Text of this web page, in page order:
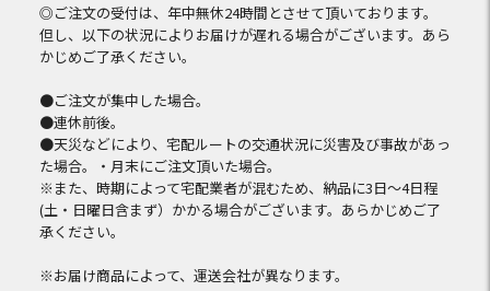
◎ご注文の受付は、年中無休24時間とさせて頂いております。
但し、以下の状況によりお届けが遅れる場合がございます。あら
かじめご了承ください。
●ご注文が集中した場合。
●連休前後。
●天災などにより、宅配ルートの交通状況に災害及び事故があっ
た場合。・月末にご注文頂いた場合。
※また、時期によって宅配業者が混むため、納品に3日～4日程
(土・日曜日含まず）かかる場合がございます。あらかじめご了
承ください。
※お届け商品によって、運送会社が異なります。